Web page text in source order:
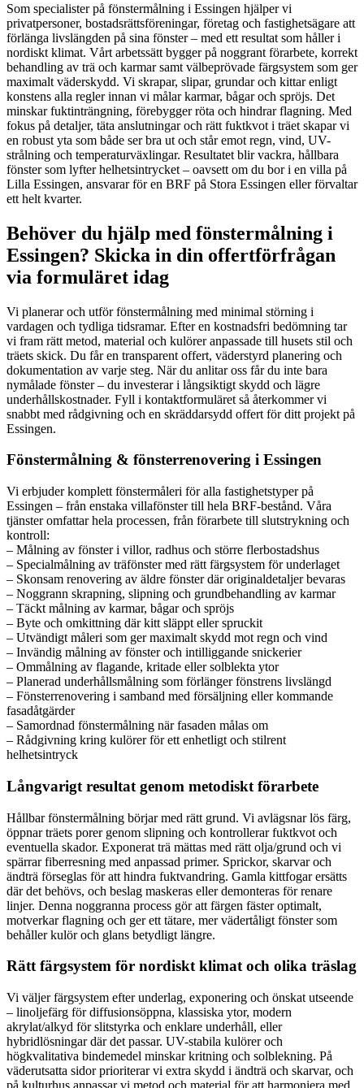
Som specialister på fönstermålning i Essingen hjälper vi
privatpersoner, bostadsrättsföreningar, företag och fastighetsägare att
förlänga livslängden på sina fönster – med ett resultat som håller i
nordiskt klimat. Vårt arbetssätt bygger på noggrant förarbete, korrekt
behandling av trä och karmar samt välbeprövade färgsystem som ger
maximalt väderskydd. Vi skrapar, slipar, grundar och kittar enligt
konstens alla regler innan vi målar karmar, bågar och spröjs. Det
minskar fuktinträngning, förebygger röta och hindrar flagning. Med
fokus på detaljer, täta anslutningar och rätt fuktkvot i träet skapar vi
en robust yta som både ser bra ut och står emot regn, vind, UV-
strålning och temperaturväxlingar. Resultatet blir vackra, hållbara
fönster som lyfter helhetsintrycket – oavsett om du bor i en villa på
Lilla Essingen, ansvarar för en BRF på Stora Essingen eller förvaltar
ett helt kvarter.
Behöver du hjälp med fönstermålning i
Essingen? Skicka in din offertförfrågan
via formuläret idag
Vi planerar och utför fönstermålning med minimal störning i
vardagen och tydliga tidsramar. Efter en kostnadsfri bedömning tar
vi fram rätt metod, material och kulörer anpassade till husets stil och
träets skick. Du får en transparent offert, väderstyrd planering och
dokumentation av varje steg. När du anlitar oss får du inte bara
nymålade fönster – du investerar i långsiktigt skydd och lägre
underhållskostnader. Fyll i kontaktformuläret så återkommer vi
snabbt med rådgivning och en skräddarsydd offert för ditt projekt på
Essingen.
Fönstermålning & fönsterrenovering i Essingen
Vi erbjuder komplett fönstermåleri för alla fastighetstyper på
Essingen – från enstaka villafönster till hela BRF-bestånd. Våra
tjänster omfattar hela processen, från förarbete till slutstrykning och
kontroll:
– Målning av fönster i villor, radhus och större flerbostadshus
– Specialmålning av träfönster med rätt färgsystem för underlaget
– Skonsam renovering av äldre fönster där originaldetaljer bevaras
– Noggrann skrapning, slipning och grundbehandling av karmar
– Täckt målning av karmar, bågar och spröjs
– Byte och omkittning där kitt släppt eller spruckit
– Utvändigt måleri som ger maximalt skydd mot regn och vind
– Invändig målning av fönster och intilliggande snickerier
– Ommålning av flagande, kritade eller solblekta ytor
– Planerad underhållsmålning som förlänger fönstrens livslängd
– Fönsterrenovering i samband med försäljning eller kommande
fasadåtgärder
– Samordnad fönstermålning när fasaden målas om
– Rådgivning kring kulörer för ett enhetligt och stilrent
helhetsintryck
Långvarigt resultat genom metodiskt förarbete
Hållbar fönstermålning börjar med rätt grund. Vi avlägsnar lös färg,
öppnar träets porer genom slipning och kontrollerar fuktkvot och
eventuella skador. Exponerat trä mättas med rätt olja/grund och vi
spärrar fiberresning med anpassad primer. Sprickor, skarvar och
ändträ förseglas för att hindra fuktvandring. Gamla kittfogar ersätts
där det behövs, och beslag maskeras eller demonteras för renare
linjer. Denna noggranna process gör att färgen fäster optimalt,
motverkar flagning och ger ett tätare, mer vädertåligt fönster som
behåller kulör och glans betydligt längre.
Rätt färgsystem för nordiskt klimat och olika träslag
Vi väljer färgsystem efter underlag, exponering och önskat utseende
– linoljefärg för diffusionsöppna, klassiska ytor, modern
akrylat/alkyd för slitstyrka och enklare underhåll, eller
hybridlösningar där det passar. UV-stabila kulörer och
högkvalitativa bindemedel minskar kritning och solblekning. På
väderutsatta sidor prioriterar vi extra skydd i ändträ och skarvar, och
på kulturhus anpassar vi metod och material för att harmoniera med